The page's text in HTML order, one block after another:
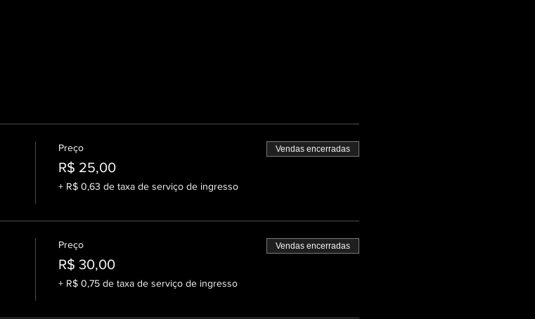
Preço
R$ 25,00
+ R$ 0,63 de taxa de serviço de ingresso
Vendas encerradas
Preço
R$ 30,00
+ R$ 0,75 de taxa de serviço de ingresso
Vendas encerradas